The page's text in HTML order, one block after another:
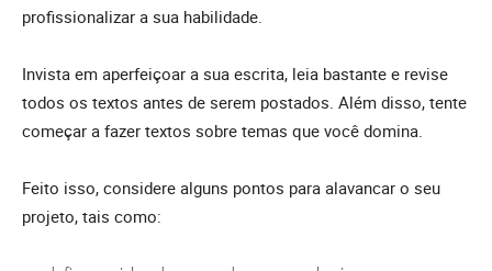
profissionalizar a sua habilidade.
Invista em aperfeiçoar a sua escrita, leia bastante e revise
todos os textos antes de serem postados. Além disso, tente
começar a fazer textos sobre temas que você domina.
Feito isso, considere alguns pontos para alavancar o seu
projeto, tais como: